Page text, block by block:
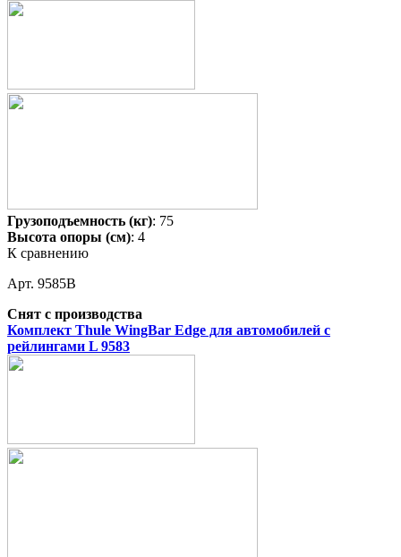
Грузоподъемность (кг): 75
Высота опоры (см): 4
К сравнению
Арт. 9585B
Снят с производства
Комплект Thule WingBar Edge для автомобилей с
рейлингами L 9583